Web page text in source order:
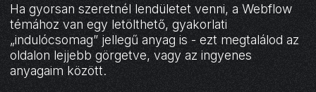
Ha gyorsan szeretnél lendületet venni, a Webflow
témához van egy letölthető, gyakorlati
„indulócsomag” jellegű anyag is - ezt megtalálod az
oldalon lejjebb görgetve, vagy az ingyenes
anyagaim között.